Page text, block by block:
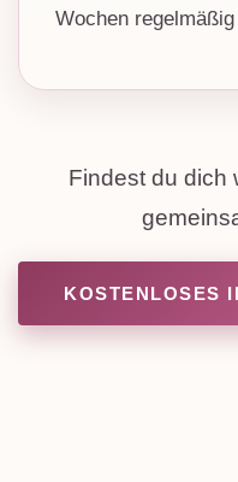
Wochen
Findest du dich
KOSTENLOSES